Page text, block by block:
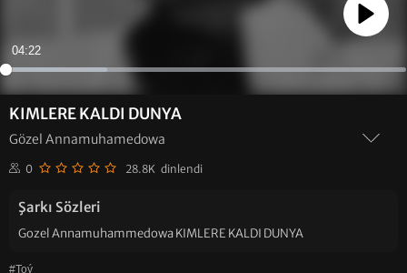
KIMLERE KALDI DUNYA
Gözel Annamuhamedowa
0 28.8K dinlendi
Şarkı Sözleri
Gozel Annamuhammedowa KIMLERE KALDI DUNYA
#Toý
Play
04:22